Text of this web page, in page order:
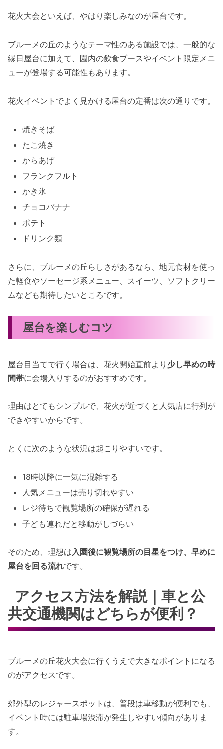
花火大会といえば、やはり楽しみなのが屋台です。
ブルーメの丘のようなテーマ性のある施設では、一般的な
縁日屋台に加えて、園内の飲食ブースやイベント限定メニ
ューが登場する可能性もあります。
花火イベントでよく見かける屋台の定番は次の通りです。
焼きそば
たこ焼き
からあげ
フランクフルト
かき氷
チョコバナナ
ポテト
ドリンク類
さらに、ブルーメの丘らしさがあるなら、地元食材を使っ
た軽食やソーセージ系メニュー、スイーツ、ソフトクリー
ムなども期待したいところです。
屋台を楽しむコツ
屋台目当てで行く場合は、花火開始直前より 少し早めの時
間帯に会場入りするのがおすすめです。
理由はとてもシンプルで、花火が近づくと人気店に行列が
できやすいからです。
とくに次のような状況は起こりやすいです。
18時以降に一気に混雑する
人気メニューは売り切れやすい
レジ待ちで観覧場所の確保が遅れる
子ども連れだと移動がしづらい
そのため、理想は入園後に観覧場所の目星をつけ、早めに
屋台を回る流れです。
アクセス方法を解説｜車と公
共交通機関はどちらが便利？
ブルーメの丘花火大会に行くうえで大きなポイントになる
のがアクセスです。
郊外型のレジャースポットは、普段は車移動が便利でも、
イベント時には駐車場渋滞が発生しやすい傾向がありま
す。